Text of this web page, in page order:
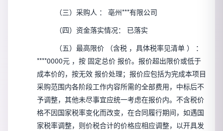
（三）采购人 ： 亳州***有限公司
（四）资金落实情况： 已落实
（五）最高限价
（含税 ，具体税率见清单） ：
****0000元 ，按 固定总价 报价。报价超出限价或低于
成本价的，按无效 报价处理；报价应包括为完成本项目
采购范围内各阶段工作内容所需的全部费用，中标后不
予调整，其他未尽事宜应统一考虑在报价内。不含税价
格不因国家税率变化而改变，在合同履行期间，如遇国
家税率调整，则价税合计的价格应相应调整，以开具发